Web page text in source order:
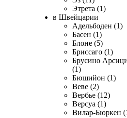
Этрета (1)
в Швейцарии
Адельбоден (1)
Басен (1)
Блоне (5)
Бриссаго (1)
Брусино
(1)
Бюшийон (1)
Веве (2)
Вербье (12)
Версуа (1)
Вилар-Бюркен